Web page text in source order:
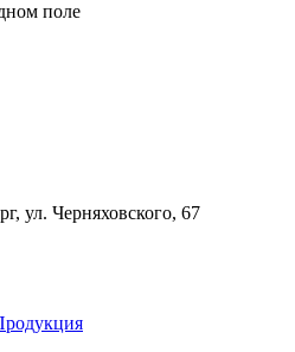
поле
ул. Черняховского, 67